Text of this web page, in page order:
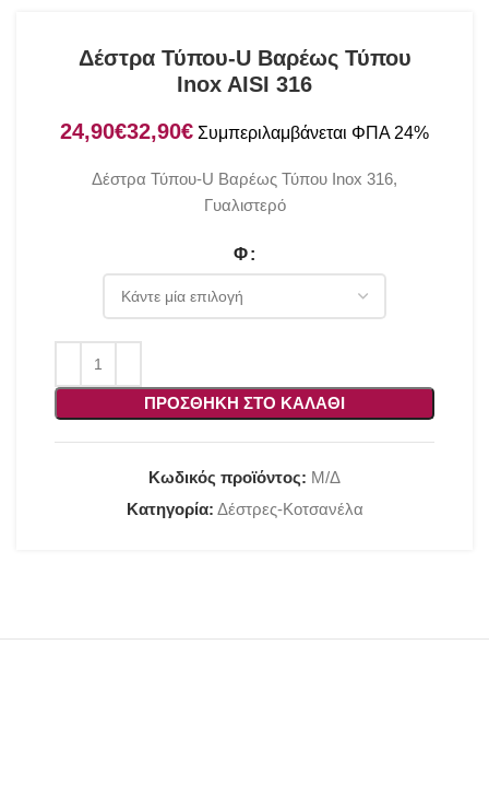
Δέστρα Τύπου-U Βαρέως Τύπου
Inox AISI 316
€
€
Δέστρα Τύπου-U Βαρέως Τύπου Inox 316,
Γυαλιστερό
Φ
ΠΡΟΣΘΉΚΗ ΣΤΟ ΚΑΛΆΘΙ
Κωδικός προϊόντος: Μ/Δ
Κατηγορία: Δέστρες-Κοτσανέλα